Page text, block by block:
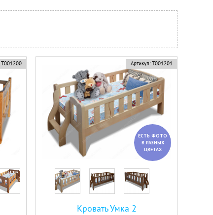
Т001200 Артикул: Т001201
ЕСТЬ ФОТО
В РАЗНЫХ
ЦВЕТАХ
Кровать Умка 2